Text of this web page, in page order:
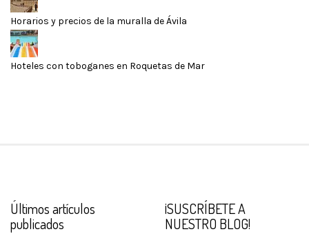
Horarios y precios de la muralla de Ávila
Hoteles con toboganes en Roquetas de Mar
Últimos artículos
publicados
¡SUSCRÍBETE A
NUESTRO BLOG!